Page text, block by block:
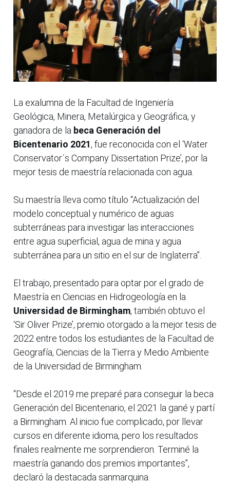
La exalumna de la Facultad de Ingeniería
Geológica, Minera, Metalúrgica y Geográfica, y
ganadora de la beca Generación del
Bicentenario 2021, fue reconocida con el ‘Water
Conservator´s Company Dissertation Prize’, por la
mejor tesis de maestría relacionada con agua.
Su maestría lleva como título “Actualización del
modelo conceptual y numérico de aguas
subterráneas para investigar las interacciones
entre agua superficial, agua de mina y agua
subterránea para un sitio en el sur de Inglaterra”.
El trabajo, presentado para optar por el grado de
Maestría en Ciencias en Hidrogeología en la
Universidad de Birmingham, también obtuvo el
‘Sir Oliver Prize’, premio otorgado a la mejor tesis de
2022 entre todos los estudiantes de la Facultad de
Geografía, Ciencias de la Tierra y Medio Ambiente
de la Universidad de Birmingham.
“Desde el 2019 me preparé para conseguir la beca
Generación del Bicentenario, el 2021 la gané y partí
a Birmingham. Al inicio fue complicado, por llevar
cursos en diferente idioma, pero los resultados
finales realmente me sorprendieron. Terminé la
maestría ganando dos premios importantes”,
declaró la destacada sanmarquina.